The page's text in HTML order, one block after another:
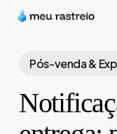
Skip
content
Pós-venda &